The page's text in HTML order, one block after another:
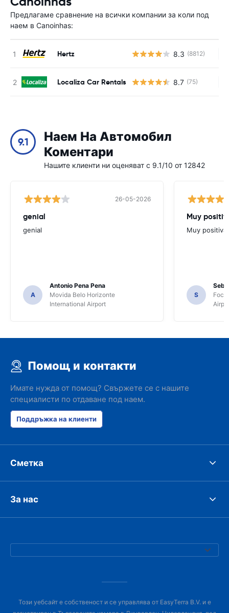
Предлагаме сравнение на всички компании за коли под
наем в Canoinhas:
Hertz 8.3 (8812)
Localiza Car Rentals 8.7 (75)
9.1
Наем На Автомобил
Коментари
Нашите клиенти ни оценяват с 9.1/10 от 12842
26-05-2026
genial
genial
A
Antonio Pena Pena
Movida Belo Horizonte
International Airport
Muy
Muy positiva
S
Foco
Помощ и контакти
Имате нужда от помощ? Свържете се с нашите
специалисти по отдаване под наем.
Поддръжка на клиенти
Сметка
За нас
Този уебсайт е собственост и се управлява от EasyTerra B.V. и е